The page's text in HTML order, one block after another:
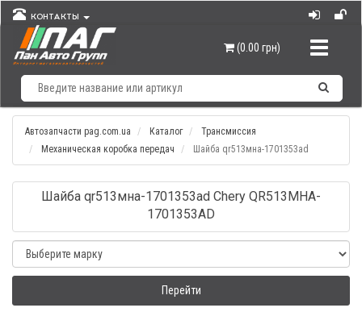
КОНТАКТЫ
(0.00 грн)
Автозапчасти pag.com.ua Каталог
Трансмиссия
Механическая коробка передач
Шайба qr513мна-1701353аd
Шайба qr513мна-1701353аd Chery QR513MHA-
1701353AD
Перейти